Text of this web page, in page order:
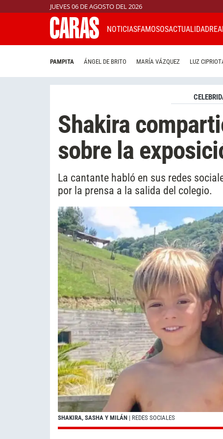
JUEVES 06 DE AGOSTO DEL 2026
NOTICIASFAMOSOSACTUALIDAD
PAMPITA ÁNGEL DE BRITO MARÍA VÁZQUEZ LUZ
Shakira
sobre la
La cantante habló en sus redes
por la prensa a la salida del colegio.
SHAKIRA, SASHA Y MILÁN | REDES SOCIALES